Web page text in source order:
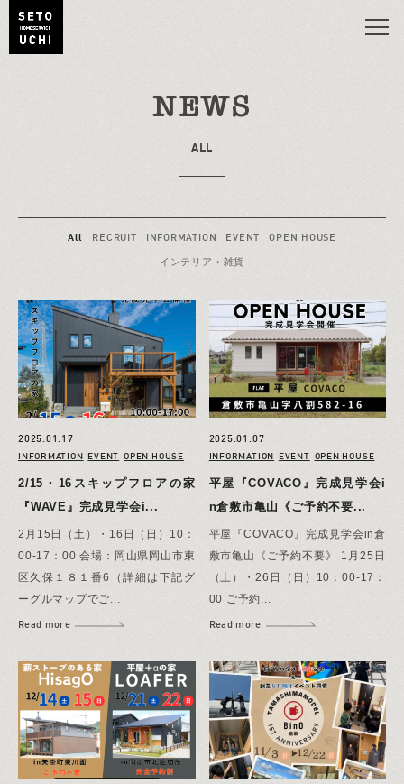
NEWS
ALL
All RECRUIT INFORMATION EVENT
OPEN HOUSE
インテリア・雑貨
2025.01.17
INFORMATION EVENT OPEN HOUSE
2/15・16スキップフロアの家
『WAVE』完成見学会i...
2月15日（土）・16日（日）10：
00-17：00 会場：岡山県岡山市東
区久保１８１番6（詳細は下記グ
ーグルマップでご...
Read more
2025.01.07
INFORMATION EVENT OPEN HOUSE
平屋『COVACO』完成見学会i
n倉敷市亀山《ご予約不要...
平屋『COVACO』完成見学会in倉
敷市亀山《ご予約不要》 1月25日
（土）・26日（日）10：00-17：
00 ご予約...
Read more